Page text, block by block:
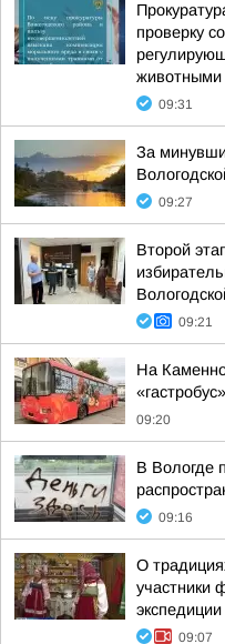
проверку
животными
09:31
За
09:27
Второй
09:21
На
«гастробус»
09:20
В Вологде
09:16
О
участники
экспедиции
09:07